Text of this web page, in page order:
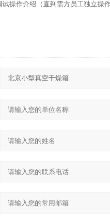
操作介绍（直到需方员工独立操作